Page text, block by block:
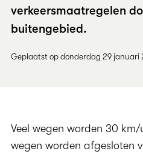
verkeersmaatregelen
buitengebied.
Geplaatst op donderdag 29 januari
Veel wegen worden 30
wegen worden afgesloten